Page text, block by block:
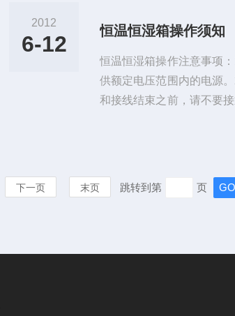
亮度下降、粉化、龟裂、
2012
6-12
恒温恒湿箱操作须知
恒温恒湿箱操作注意事项
供额定电压范围内的电源
和接线结束之前，请不要
要打开，请做好一定的防
温恒湿机，否则会有产生...
下一页 末页 跳转到第 页